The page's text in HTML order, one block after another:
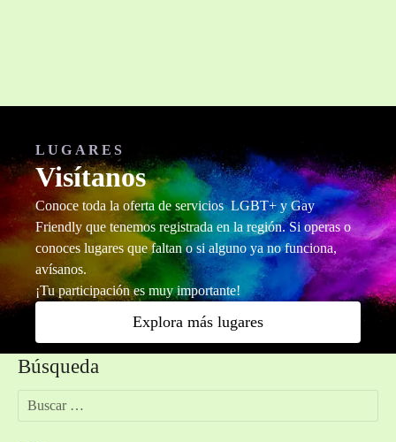
LUGARES
Visítanos
Conoce toda la oferta de servicios LGBT+ y Gay
Friendly que tenemos registrada en la región. Si operas o
conoces lugares que faltan o si alguno ya no funciona,
avísanos.
¡Tu participación es muy importante!
Explora más lugares
Búsqueda